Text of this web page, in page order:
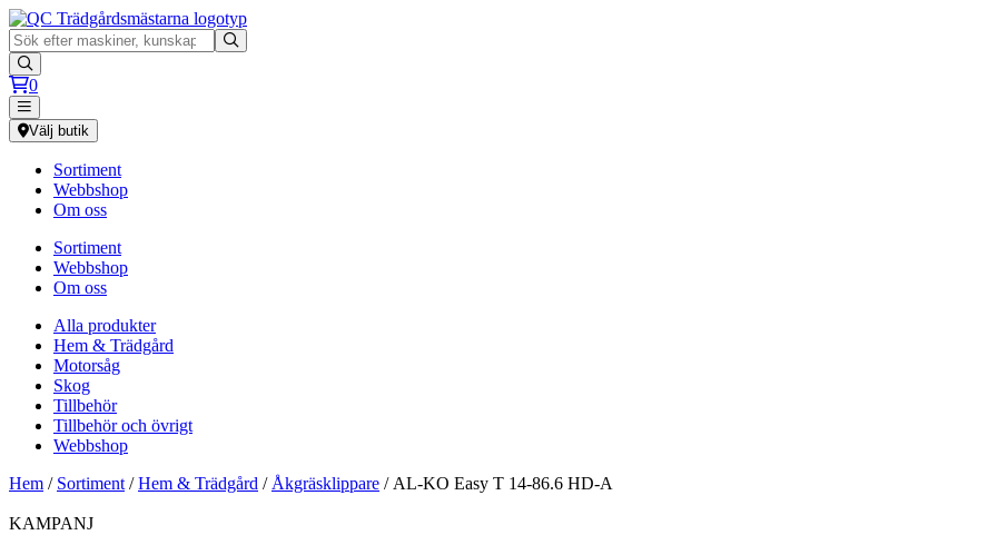
0
Välj butik
Sortiment
Webbshop
Om oss
Sortiment
Webbshop
Om oss
Alla produkter
Hem & Trädgård
Motorsåg
Skog
Tillbehör
Tillbehör och övrigt
Webbshop
Hem / Sortiment /Hem & Trädgård / Åkgräsklippare / AL-KO Easy T 14-86.6 HD-A
KAMPANJ